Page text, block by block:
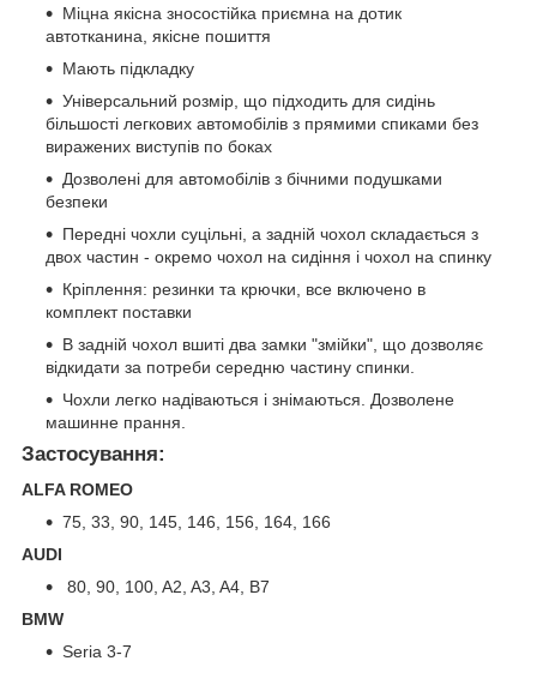
Міцна якісна зносостійка приємна на дотик
автотканина, якісне пошиття
Мають підкладку
Універсальний розмір, що підходить для сидінь
більшості легкових автомобілів з прямими спиками без
виражених виступів по боках
Дозволені для автомобілів з бічними подушками
безпеки
Передні чохли суцільні, а задній чохол складається з
двох частин - окремо чохол на сидіння і чохол на спинку
Кріплення: резинки та крючки, все включено в
комплект поставки
В задній чохол вшиті два замки "змійки", що дозволяє
відкидати за потреби середню частину спинки.
Чохли легко надіваються і знімаються. Дозволене
машинне прання.
Застосування:
ALFA ROMEO
75, 33, 90, 145, 146, 156, 164, 166
AUDI
80, 90, 100, A2, A3, A4, B7
BMW
Seria 3-7